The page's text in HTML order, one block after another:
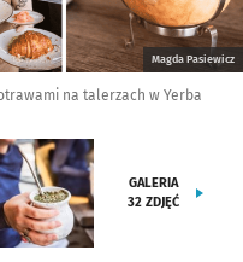
Magda Pasiewicz
na talerzach w Yerba
GALERIA
32 ZDJĘĆ